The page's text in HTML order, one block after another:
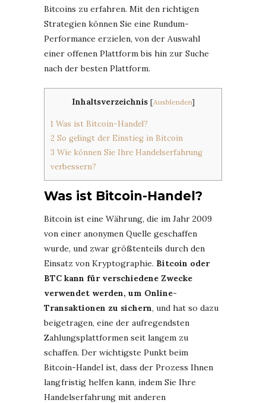
Bitcoins zu erfahren. Mit den richtigen
Strategien können Sie eine Rundum-
Performance erzielen, von der Auswahl
einer offenen Plattform bis hin zur Suche
nach der besten Plattform.
Inhaltsverzeichnis [Ausblenden]
1 Was ist Bitcoin-Handel?
2 So gelingt der Einstieg in Bitcoin
3 Wie können Sie Ihre Handelserfahrung
verbessern?
Was ist Bitcoin-Handel?
Bitcoin ist eine Währung, die im Jahr 2009
von einer anonymen Quelle geschaffen
wurde, und zwar größtenteils durch den
Einsatz von Kryptographie. Bitcoin oder
BTC kann für verschiedene Zwecke
verwendet werden, um Online-
Transaktionen zu sichern, und hat so dazu
beigetragen, eine der aufregendsten
Zahlungsplattformen seit langem zu
schaffen. Der wichtigste Punkt beim
Bitcoin-Handel ist, dass der Prozess Ihnen
langfristig helfen kann, indem Sie Ihre
Handelserfahrung mit anderen